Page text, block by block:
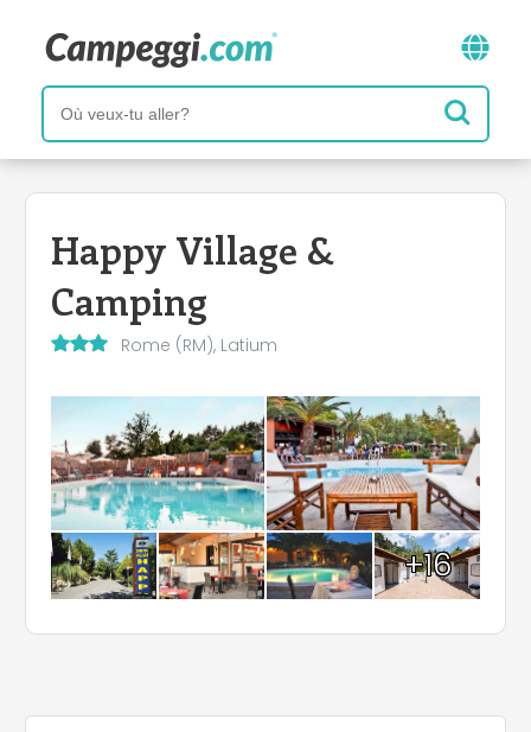
Happy Village &
Camping
Rome (RM), Latium
+16